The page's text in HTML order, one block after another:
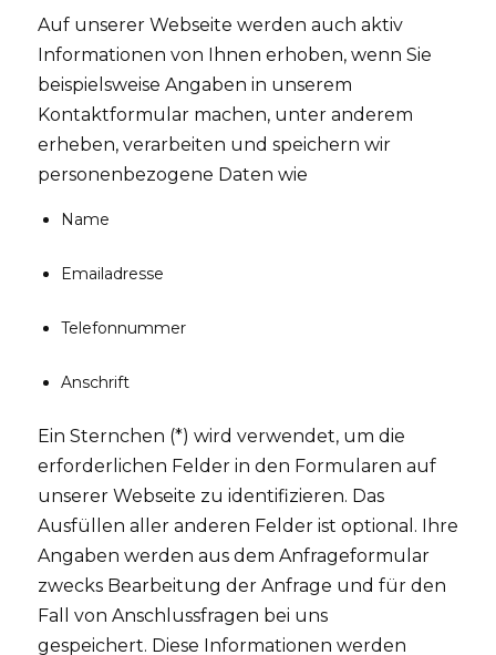
Auf unserer Webseite werden auch aktiv
Informationen von Ihnen erhoben, wenn Sie
beispielsweise Angaben in unserem
Kontaktformular machen, unter anderem
erheben, verarbeiten und speichern wir
personenbezogene Daten wie
Name
Emailadresse
Telefonnummer
Anschrift
Ein Sternchen (*) wird verwendet, um die
erforderlichen Felder in den Formularen auf
unserer Webseite zu identifizieren. Das
Ausfüllen aller anderen Felder ist optional. Ihre
Angaben werden aus dem Anfrageformular
zwecks Bearbeitung der Anfrage und für den
Fall von Anschlussfragen bei uns
gespeichert. Diese Informationen werden